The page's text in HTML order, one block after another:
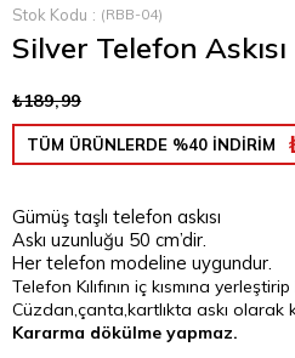
Stok Kodu (RBB-04)
Silver Telefon Askısı
₺189,99
TÜM ÜRÜNLERDE %40 İNDİRİM
Gümüş taşlı telefon askısı
Askı uzunluğu 50 cm’dir.
Her telefon modeline uygundur.
Telefon Kılıfının iç kısmına yerleştirip
Cüzdan,çanta,kartlıkta askı olarak
Kararma dökülme yapmaz.